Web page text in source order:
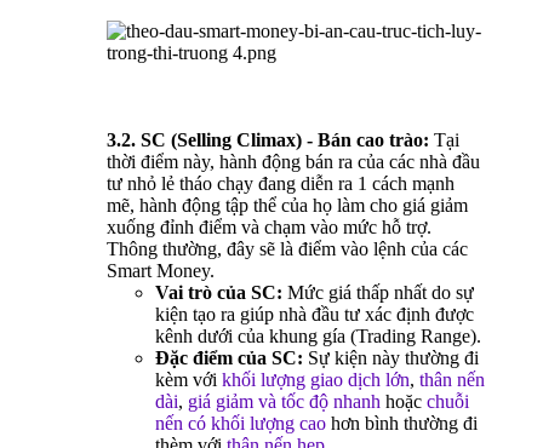
3.2. SC (Selling Climax) - Bán cao trào: Tại
thời điểm này, hành động bán ra của các nhà đầu
tư nhỏ lẻ tháo chạy đang diễn ra 1 cách mạnh
mẽ, hành động tập thể của họ làm cho giá giảm
xuống đỉnh điểm và chạm vào mức hỗ trợ.
Thông thường, đây sẽ là điểm vào lệnh của các
Smart Money.
Vai trò của SC: Mức giá thấp nhất do sự
kiện tạo ra giúp nhà đầu tư xác định được
kênh dưới của khung gía (Trading Range).
Đặc điểm của SC: Sự kiện này thường đi
kèm với khối lượng giao dịch lớn, thân nến
dài, giá giảm và tốc độ nhanh hoặc chuỗi
nến có khối lượng cao hơn bình thường đi